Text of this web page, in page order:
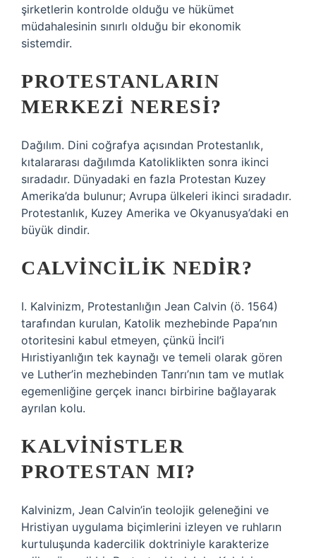
şirketlerin kontrolde olduğu ve hükümet
müdahalesinin sınırlı olduğu bir ekonomik
sistemdir.
PROTESTANLARIN
MERKEZI NERESI?
Dağılım. Dini coğrafya açısından Protestanlık,
kıtalararası dağılımda Katoliklikten sonra ikinci
sıradadır. Dünyadaki en fazla Protestan Kuzey
Amerika’da bulunur; Avrupa ülkeleri ikinci sıradadır.
Protestanlık, Kuzey Amerika ve Okyanusya’daki en
büyük dindir.
CALVINCILIK NEDIR?
I. Kalvinizm, Protestanlığın Jean Calvin (ö. 1564)
tarafından kurulan, Katolik mezhebinde Papa’nın
otoritesini kabul etmeyen, çünkü İncil’i
Hıristiyanlığın tek kaynağı ve temeli olarak gören
ve Luther’in mezhebinden Tanrı’nın tam ve mutlak
egemenliğine gerçek inancı birbirine bağlayarak
ayrılan kolu.
KALVINISTLER
PROTESTAN MI?
Kalvinizm, Jean Calvin’in teolojik geleneğini ve
Hristiyan uygulama biçimlerini izleyen ve ruhların
kurtuluşunda kadercilik doktriniyle karakterize